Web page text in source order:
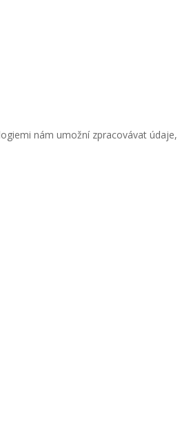
nám umožní zpracovávat údaje,